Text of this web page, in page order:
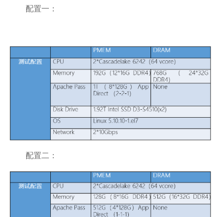
配置一：
配置二：